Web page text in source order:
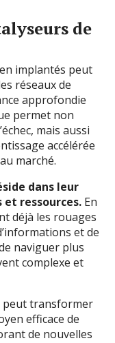
de
implantés peut
réseaux de
approfondie
permet non
mais aussi
accélérée
marché.
dans leur
ressources. En
déjà les rouages
et de
naviguer plus
complexe et
peut transformer
efficace de
de nouvelles